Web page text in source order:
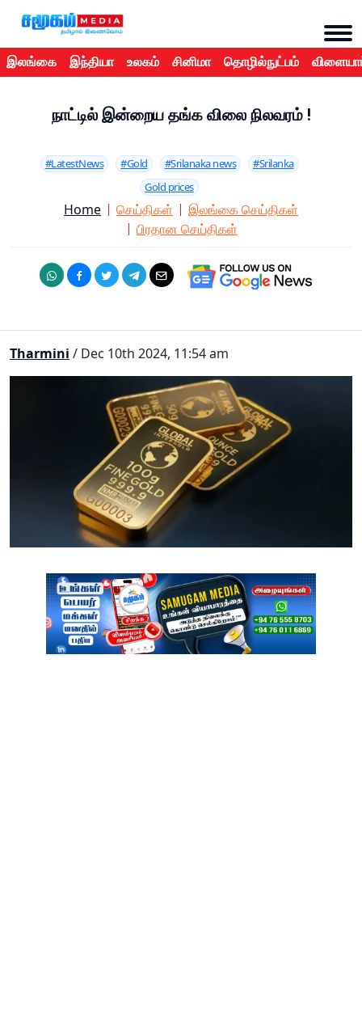
இலங்கை இந்தியா உலகம் சினிமா தொழில்நுட்பம்
நாட்டில் இன்றைய தங்க விலை நிலவரம் !
#LatestNews #Gold #Srilanaka news
#Srilanka
Gold prices
Home செய்திகள்
இலங்கை செய்திகள்
பிரதான செய்திகள்
Tharmini / Dec 10th 2024, 11:54 am